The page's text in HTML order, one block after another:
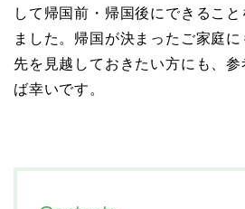
して帰国前・帰国後にできるこ
ました。帰国が決まったご家庭
先を見越しておきたい方にも、
ば幸いです。